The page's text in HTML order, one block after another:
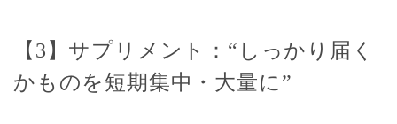
【3】サプリメント：“しっかり届く
かものを短期集中・大量に”